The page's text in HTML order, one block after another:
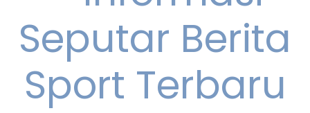
Seputar Berita
Sport Terbaru